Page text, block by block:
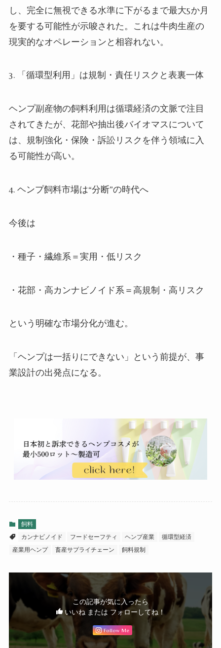
し、完全に無視できる水準に下がるまで最大5か月
を要する可能性が示唆された。これは牛肉生産の
現実的なオペレーションと相容れない。
3. 「循環型利用」は規制・責任リスクと表裏一体
ヘンプ副産物の飼料利用は循環経済の文脈で注目
されてきたが、花部や抽出後バイオマスについて
は、規制強化・保険・訴訟リスクを伴う領域に入
る可能性が高い。
4. ヘンプ飼料市場は“分断”の時代へ
今後は
・種子・繊維系＝実用・低リスク
・花部・高カンナビノイド系＝高規制・高リスク
という明確な市場分化が進む。
「ヘンプは一括りにできない」という前提が、事
業設計の出発点になる。
飼料
カンナビノイド
フードセーフティ ヘンプ産業
循環型経済
産業用ヘンプ
畜産サプライチェーン 飼料規制
この記事が気に入ったら
いいね または フォローしてね！
Follow Me